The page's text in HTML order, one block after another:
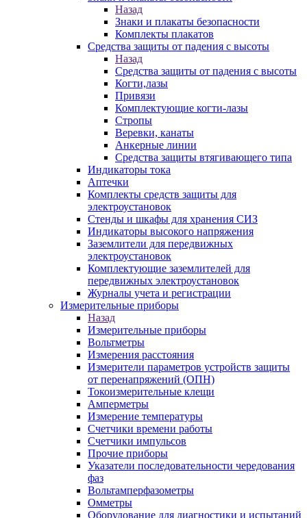
Назад
Знаки и плакаты безопасности
Комплекты плакатов
Средства защиты от падения с высоты
Назад
Средства защиты от падения с высоты
Когти,лазы
Привязи
Комплектующие когти-лазы
Стропы
Веревки, канаты
Анкерные линии
Средства защиты втягивающего типа
Индикаторы тока
Аптечки
Комплекты средств защиты для
электроустановок
Стенды и шкафы для хранения СИЗ
Индикаторы высокого напряжения
Заземлители для передвижных
электроустановок
Комплектующие заземлителей для
передвижных электроустановок
Журналы учета и регистрации
Измерительные приборы
Назад
Измерительные приборы
Вольтметры
Измерения расстояния
Измерители параметров устройств защиты
от перенапряжений (ОПН)
Токоизмерительные клещи
Амперметры
Измерение температуры
Счетчики времени работы
Счетчики импульсов
Прочие приборы
Указатели последовательности чередования
фаз
Вольтамперфазометры
Омметры
Оборудование для диагностики и испытаний